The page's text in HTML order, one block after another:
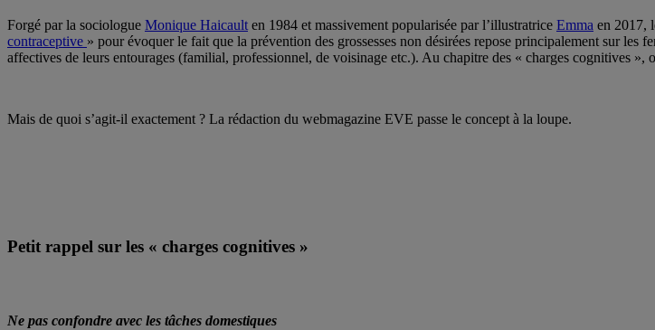
Forgé par la sociologue Monique Haicaulten 1984 et massivement popularisée par l’illustratrice Emma en 2017,
contraceptive » pour évoquer le fait que la prévention des grossesses non désirées repose principalement sur les
affectives de leurs entourages (familial, professionnel, de voisinage etc.). Au chapitre des « charges cognitives »,
Mais de quoi s’agit-il exactement ? La rédaction du webmagazine EVE passe le concept à la loupe.
Petit rappel sur les « charges cognitives »
Ne pas confondre avec les tâches domestiques